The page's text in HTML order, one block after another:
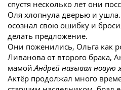
спустя несколько лет они
Оля хлопнула дверью и ушла.
осознал свою ошибку и
делать предложение.
Они поженились, Ольга как
Ливанова от второго брака,
мамой.Андрей называл
Актёр продолжал много